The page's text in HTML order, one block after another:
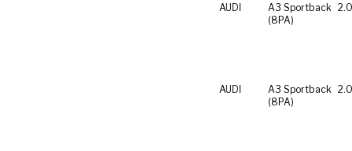
AUDI
A3 Sportback
(8PA)
AUDI
A3 Sportback
(8PA)